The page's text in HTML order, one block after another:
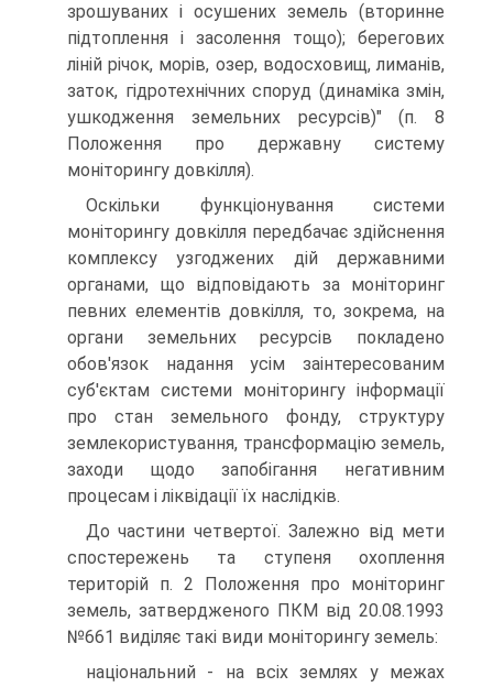
зро­шуваних і осушених земель (вторинне
підтоплення і засолення тощо); берегових
ліній річок, морів, озер, водосховищ, лиманів,
заток, гідротехнічних споруд (динаміка змін,
ушкодження земельних ресурсів)" (п. 8
Положення про державну систему
моніторингу довкілля).
Оскільки функціонування системи
моніторингу довкілля передбачає здійснення
ком­плексу узгоджених дій державними
органами, що відповідають за моніторинг
певних елементів довкілля, то, зокрема, на
органи земельних ресурсів покладено
обов'язок надання усім заінтересованим
суб'єктам системи моніторингу інформації
про стан земельного фонду, структуру
землекористування, трансформацію земель,
заходи щодо запобігання негативним
процесам і ліквідації їх наслідків.
До частини четвертої. Залежно від мети
спостережень та ступеня охоплення
територій п. 2 Положення про моніторинг
земель, затвердженого ПКМ від 20.08.1993
№661 виділяє такі види моніторингу земель:
національний - на всіх землях у межах